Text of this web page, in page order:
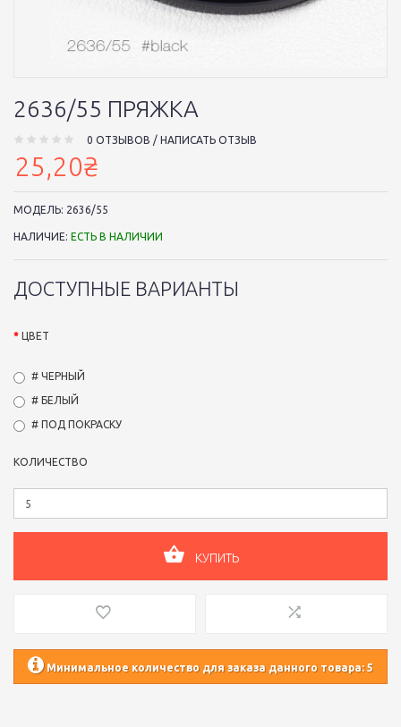
2636/55 ПРЯЖКА
0 ОТЗЫВОВ / НАПИСАТЬ ОТЗЫВ
25,20₴
МОДЕЛЬ: 2636/55
НАЛИЧИЕ: ЕСТЬ В НАЛИЧИИ
ДОСТУПНЫЕ ВАРИАНТЫ
ЦВЕТ
# ЧЕРНЫЙ
# БЕЛЫЙ
# ПОД ПОКРАСКУ
КОЛИЧЕСТВО
КУПИТЬ
Минимальное количество для заказа данного товара: 5